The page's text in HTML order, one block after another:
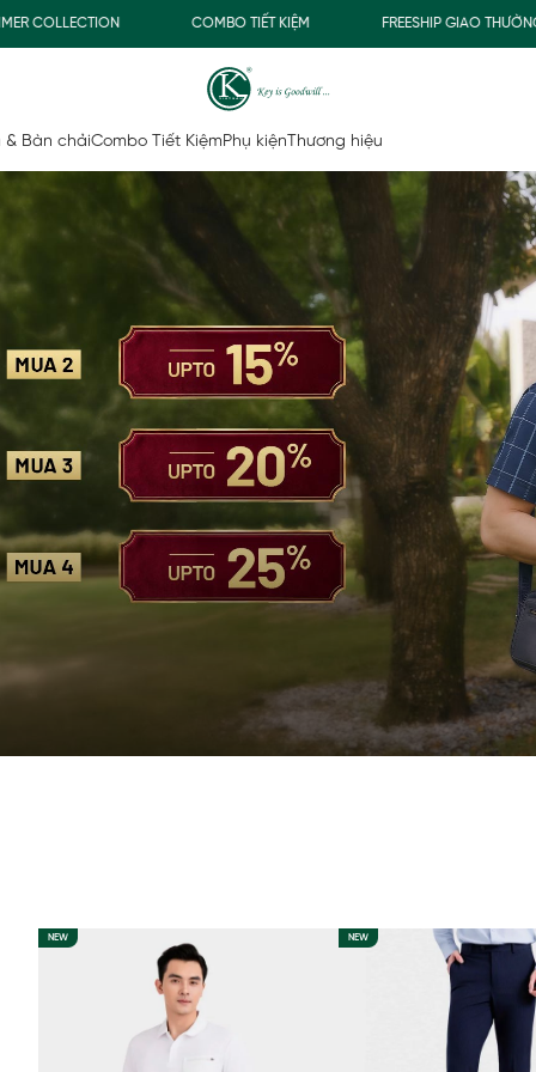
COMBO TIẾT KIỆM FREESHIP GIAO THƯỜNG CHO ĐƠN
& Bàn chảiCombo Tiết KiệmPhụ kiện Thương hiệu
NEW NEW